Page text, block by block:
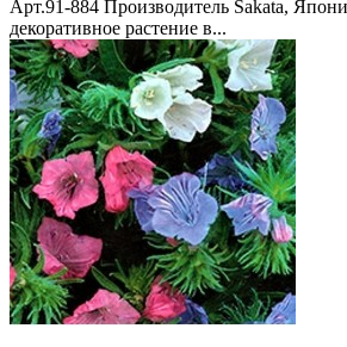
Арт.91-884 Производитель Sakata,
декоративное растение в...